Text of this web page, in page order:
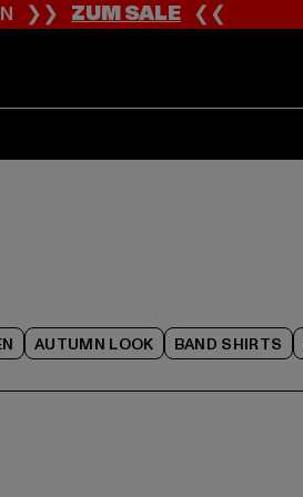
❯❯ZUM SALE❮❮
AUTUMN LOOK BAND SHIRTS